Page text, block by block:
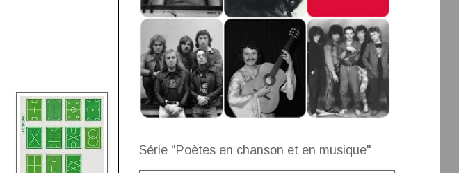
Série "Poètes en chanson et en musique"